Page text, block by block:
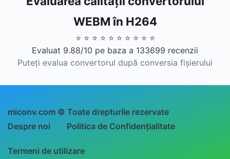
WEBM în H264
⭐ ⭐ ⭐ ⭐ ⭐ ⭐ ⭐ ⭐ ⭐ ⭐
Evaluat 9.88/10 pe baza a 133699 recenzii
Puteți evalua convertorul după conversia fișierului
miconv.com © Toate drepturile rezervate
Despre noi
Politica de Confidențialitate
Termeni de utilizare